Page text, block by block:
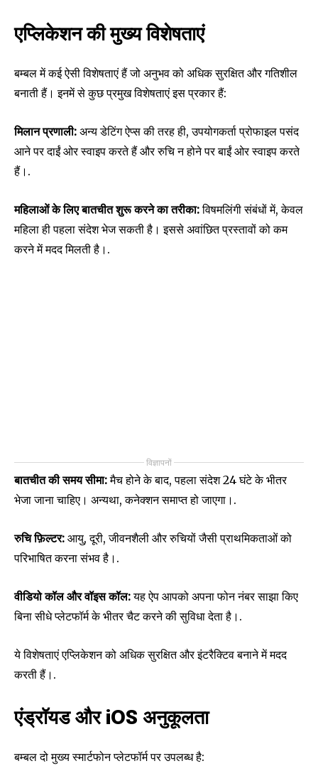
एप्लिकेशन की मुख्य विशेषताएं
बम्बल में कई ऐसी विशेषताएं हैं जो अनुभव को अधिक सुरक्षित और गतिशील
बनाती हैं। इनमें से कुछ प्रमुख विशेषताएं इस प्रकार हैं:
मिलान प्रणाली: अन्य डेटिंग ऐप्स की तरह ही, उपयोगकर्ता प्रोफाइल पसंद
आने पर दाईं ओर स्वाइप करते हैं और रुचि न होने पर बाईं ओर स्वाइप करते
हैं।.
महिलाओं के लिए बातचीत शुरू करने का तरीका:विषमलिंगी संबंधों में, केवल
महिला ही पहला संदेश भेज सकती है। इससे अवांछित प्रस्तावों को कम
करने में मदद मिलती है।.
विज्ञापनों
बातचीत की समय सीमा:मैच होने के बाद, पहला संदेश 24 घंटे के भीतर
भेजा जाना चाहिए। अन्यथा, कनेक्शन समाप्त हो जाएगा।.
रुचि फ़िल्टर: आयु, दूरी, जीवनशैली और रुचियों जैसी प्राथमिकताओं को
परिभाषित करना संभव है।.
वीडियो कॉल और वॉइस कॉल:यह ऐप आपको अपना फोन नंबर साझा किए
बिना सीधे प्लेटफॉर्म के भीतर चैट करने की सुविधा देता है।.
ये विशेषताएं एप्लिकेशन को अधिक सुरक्षित और इंटरैक्टिव बनाने में मदद
करती हैं।.
एंड्रॉयड और iOS अनुकूलता
बम्बल दो मुख्य स्मार्टफोन प्लेटफॉर्म पर उपलब्ध है: